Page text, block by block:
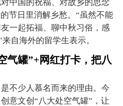
中国的祝福、对故乡的思念
节日里消解乡愁。“虽然不能
一起拓福、聊中秋习俗，感
自海外的留学生表示。
气罐”+网红打卡，把八
不少人慕名而来的理由。今
意文创“八大处空气罐”，让